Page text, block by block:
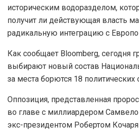
историческим водоразделом,
получит ли действующая власть
радикальную интеграцию с
Как сообщает Bloomberg, сегодня
выбирают новый состав
за места борются 18 политических
Оппозиция, представленная
во главе с миллиардером
экс-президентом Робертом